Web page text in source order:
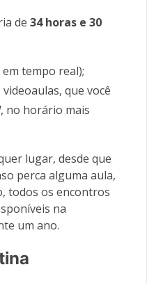
de 34 horas e 30
tempo real);
que você
, no horário mais
lugar, desde que
perca alguma aula,
todos os encontros
na
um ano.